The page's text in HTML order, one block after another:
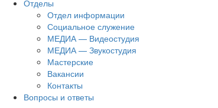
Отделы
Отдел информации
Социальное служение
МЕДИА — Видеостудия
МЕДИА — Звукостудия
Мастерские
Вакансии
Контакты
Вопросы и ответы